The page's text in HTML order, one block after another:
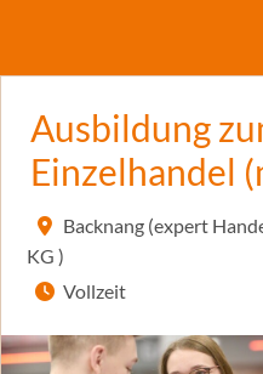
Ausbildung
Einzelhandel
Backnang (expert
KG )
Vollzeit